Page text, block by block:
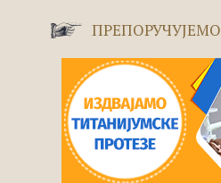
ПРЕПОРУЧУЈЕМО